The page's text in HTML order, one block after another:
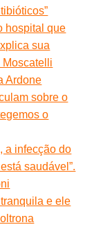
hospital que
sua
Moscatelli
Ardone
sobre o
o
a infecção do
saudável”.
e ele